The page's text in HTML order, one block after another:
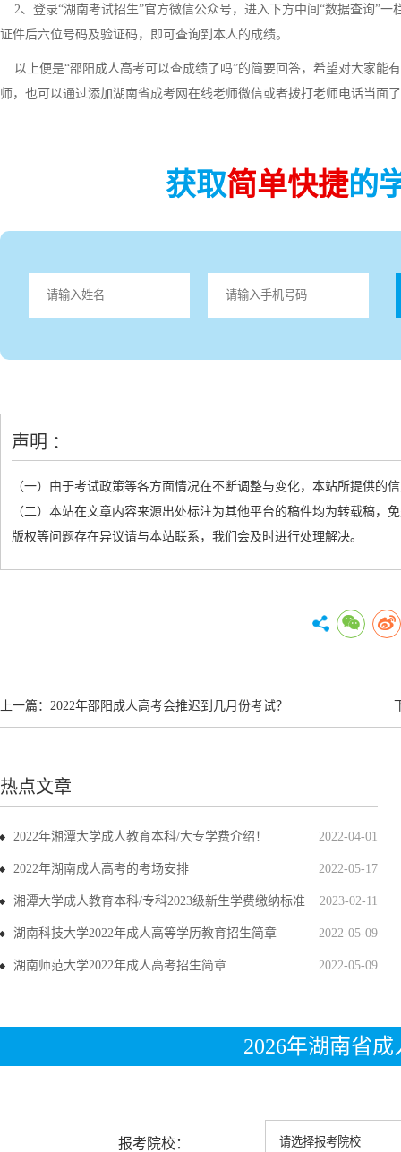
2、登录“湖南考试招生”官方微信公众号，进入下方中间“数据查询”
证件后六位号码及验证码，即可查询到本人的成绩。
以上便是“邵阳成人高考可以查成绩了吗”的简要回答，希望对大家能
师，也可以通过添加湖南省成考网在线老师微信或者拨打老师电话当面
获取简单快捷的
声明 ：
（一）由于考试政策等各方面情况在不断调整与变化，本站所提供的
（二）本站在文章内容来源出处标注为其他平台的稿件均为转载稿
版权等问题存在异议请与本站联系，我们会及时进行处理解决。
上一篇： 2022年邵阳成人高考会推迟到几月份考试？
热点文章
2022-04-01
2022年湘潭大学成人教育本科/大专学费介绍！
2022-05-17
2022年湖南成人高考的考场安排
2023-02-11
湘潭大学成人教育本科/专科2023级新生学费缴纳标准
2022-05-09
湖南科技大学2022年成人高等学历教育招生简章
2022-05-09
湖南师范大学2022年成人高考招生简章
2026年湖南省
报考院校：